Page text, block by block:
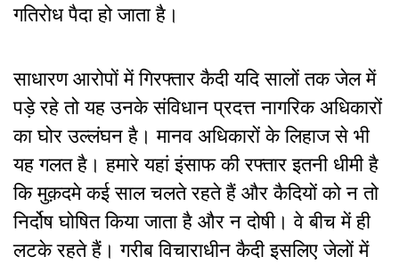
गतिरोध पैदा हो जाता है।
साधारण आरोपों में गिरफ्तार कैदी यदि सालों तक जेल में
पड़े रहे तो यह उनके संविधान प्रदत्त नागरिक अधिकारों
का घोर उल्लंघन है। मानव अधिकारों के लिहाज से भी
यह गलत है। हमारे यहां इंसाफ की रफ्तार इतनी धीमी है
कि मुक़दमे कई साल चलते रहते हैं और कैदियों को न तो
निर्दोष घोषित किया जाता है और न दोषी। वे बीच में ही
लटके रहते हैं। गरीब विचाराधीन कैदी इसलिए जेलों में